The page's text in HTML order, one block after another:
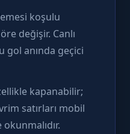
koşulu
değişir. Canlı
gol anında geçici
kapanabilir;
satırları mobil